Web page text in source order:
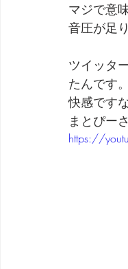
マジで意
音圧が足
ツイッタ
たんです。
快感です
まとぴー
https://